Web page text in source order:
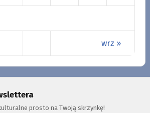
wrz »
prosto na Twoją skrzynkę!